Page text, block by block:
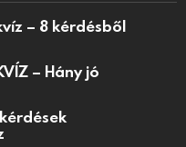
– 8 kérdésből
– Hány jó